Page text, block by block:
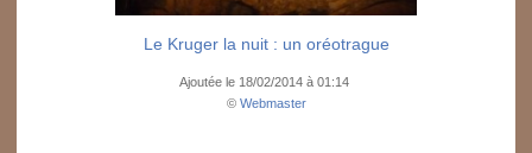
Le Kruger la nuit : un oréotrague
Ajoutée le 18/02/2014 à 01:14
© Webmaster